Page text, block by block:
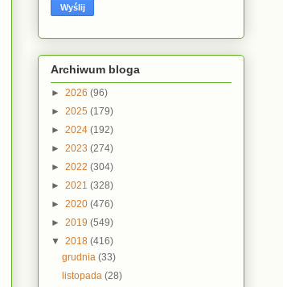
Archiwum bloga
► 2026 (96)
► 2025 (179)
► 2024 (192)
► 2023 (274)
► 2022 (304)
► 2021 (328)
► 2020 (476)
► 2019 (549)
▼ 2018 (416)
grudnia(33)
listopada(28)